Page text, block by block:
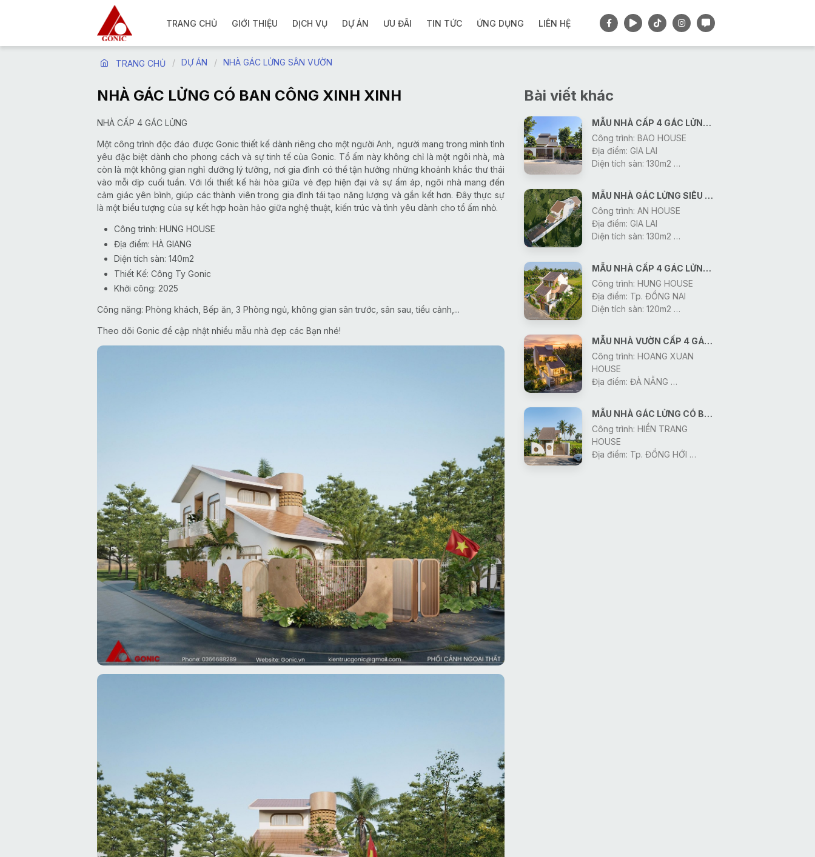
TRANG CHỦ GIỚI THIỆU DỊCH VỤ DỰ ÁN ƯU ĐÃI TIN TỨC ỨNG DỤNG LIÊN HỆ
TRANG CHỦ DỰ ÁN NHÀ GÁC LỬNG SÂN VƯỜN
NHÀ GÁC LỬNG CÓ BAN CÔNG XINH XINH
NHÀ CẤP 4 GÁC LỬNG
Một công trình độc đáo được Gonic thiết kế dành riêng cho một người Anh, người mang trong mình tình
yêu đặc biệt dành cho phong cách và sự tinh tế của Gonic. Tổ ấm này không chỉ là một ngôi nhà, mà
còn là một không gian nghỉ dưỡng lý tưởng, nơi gia đình có thể tận hưởng những khoảnh khắc thư thái
vào mỗi dịp cuối tuần. Với lối thiết kế hài hòa giữa vẻ đẹp hiện đại và sự ấm áp, ngôi nhà mang đến
cảm giác yên bình, giúp các thành viên trong gia đình tái tạo năng lượng và gắn kết hơn. Đây thực sự
là một biểu tượng của sự kết hợp hoàn hảo giữa nghệ thuật, kiến trúc và tình yêu dành cho tổ ấm nhỏ.
Công trình: HUNG HOUSE
Địa điểm: HÀ GIANG
Diện tích sàn: 140m2
Thiết Kế: Công Ty Gonic
Khởi công: 2025
Công năng: Phòng khách, Bếp ăn, 3 Phòng ngủ, không gian sân trước, sân sau, tiểu cảnh,...
Theo dõi Gonic để cập nhật nhiều mẫu nhà đẹp các Bạn nhé!
Bài viết khác
MẪU NHÀ CẤP 4 GÁC LỬNG CÓ BAN CÔNG
Công trình: BAO HOUSE
Địa điểm: GIA LAI
Diện tích sàn: 130m2
Khởi công: 2026
MẪU NHÀ GÁC LỬNG SIÊU XINH
Công trình: AN HOUSE
Địa điểm: GIA LAI
Diện tích sàn: 130m2
Khởi công: 2026
MẪU NHÀ CẤP 4 GÁC LỬNG ĐẸP ƠI LÀ ĐẸP
Công trình: HUNG HOUSE
Địa điểm: Tp. ĐỒNG NAI
Diện tích sàn: 120m2
Khởi công: 2026
MẪU NHÀ VƯỜN CẤP 4 GÁC LỬNG SIÊU MÊ
Công trình: HOANG XUAN
HOUSE
Địa điểm: ĐÀ NẴNG
Thiết Kế: Công Ty Gonic
Khởi công: 2026
MẪU NHÀ GÁC LỬNG CÓ BAN CÔNG CỰC ĐẸP
Công trình: HIỀN TRANG
HOUSE
Địa điểm: Tp. ĐỒNG HỚI